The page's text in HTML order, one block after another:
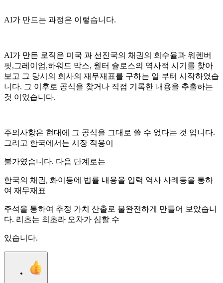
AI가 만드는 과정은 이렇습니다.
AI가 만든 로직은 미국 과 선진국의 채권의 회수율과 워렌버
핏,그레이엄,하워드 막스, 월터 슐로스의 역사적 시기를 찾아
보고 그 당시의 회사의 재무재표를 구하는 일 부터 시작하였습
니다. 그 이후로 공식을 찾거나 직접 기록한 내용을 추출하는
것 이었습니다.
주의사항은 현대에 그 공식을 그대로 쓸 수 없다는 것 입니다.
그리고 한국에서는 시장 적용이
불가였습니다. 다음 단계로는
한국의 채권, 화이등에 법률 내용을 입력 역사 사례등을 통하
여 재무재표
주석을 통하여 추정 가치 산출로 불완전하게 만들어 보았습니
다. 리츠는 최초라 오차가 심할 수
있습니다.